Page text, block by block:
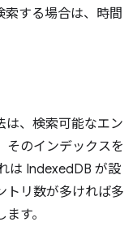
索する場合は、時間
は、検索可能なエン
そのインデックスを
は IndexedDB が設
トリ数が多ければ多
す。